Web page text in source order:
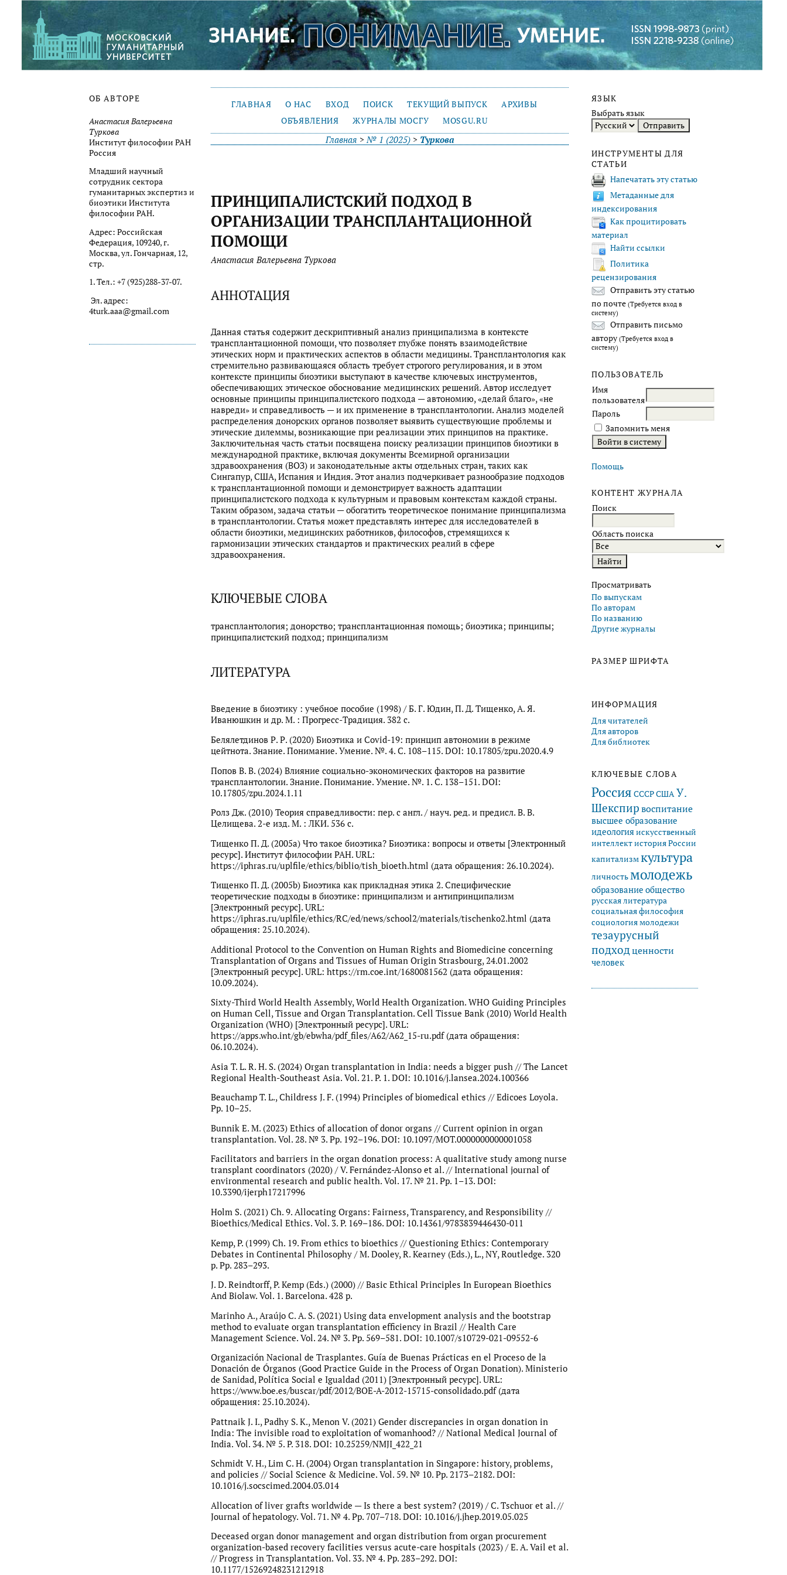
ОБ АВТОРЕ
Анастасия Валерьевна
Туркова
Институт философии РАН
Россия
Младший научный
сотрудник сектора
гуманитарных экспертиз и
биоэтики Института
философии РАН.
Адрес: Российская
Федерация, 109240, г.
Москва, ул. Гончарная, 12,
стр.
1. Тел.: +7 (925)288-37-07.
Эл. адрес:
4turk.aaa@gmail.com
ЯЗЫК
Выбрать язык
ИНСТРУМЕНТЫ ДЛЯ
СТАТЬИ
Напечатать эту статью
Метаданные для
индексирования
Как процитировать
материал
Найти ссылки
Политика
рецензирования
Отправить эту статью
по почте (Требуется вход в
систему)
Отправить письмо
автору (Требуется вход в
систему)
ПОЛЬЗОВАТЕЛЬ
Имя
пользователя
Пароль
Запомнить меня
Помощь
КОНТЕНТ ЖУРНАЛА
Поиск
Область поиска
Просматривать
По выпускам
По авторам
По названию
Другие журналы
РАЗМЕР ШРИФТА
ИНФОРМАЦИЯ
Для читателей
Для авторов
Для библиотек
КЛЮЧЕВЫЕ СЛОВА
Россия СССРСШАУ.
Шекспир воспитание
высшее образование
идеологияискусственный
интеллектистория России
капитализм культура
личностьмолодежь
образование общество
русская литература
социальная философия
социология молодежи
тезаурусный
подходценности
человек
ГЛАВНАЯ О НАС ВХОД ПОИСК ТЕКУЩИЙ ВЫПУСК
АРХИВЫ
ОБЪЯВЛЕНИЯ
ЖУРНАЛЫ МОСГУ MOSGU.RU
Главная >№ 1 (2025) > Туркова
ПРИНЦИПАЛИСТСКИЙ ПОДХОД В
ОРГАНИЗАЦИИ ТРАНСПЛАНТАЦИОННОЙ
ПОМОЩИ
Анастасия Валерьевна Туркова
АННОТАЦИЯ
Данная статья содержит дескриптивный анализ принципализма в контексте
трансплантационной помощи, что позволяет глубже понять взаимодействие
этических норм и практических аспектов в области медицины. Трансплантология как
стремительно развивающаяся область требует строгого регулирования, и в этом
контексте принципы биоэтики выступают в качестве ключевых инструментов,
обеспечивающих этическое обоснование медицинских решений. Автор исследует
основные принципы принципалистского подхода — автономию, «делай благо», «не
навреди» и справедливость — и их применение в трансплантологии. Анализ моделей
распределения донорских органов позволяет выявить существующие проблемы и
этические дилеммы, возникающие при реализации этих принципов на практике.
Заключительная часть статьи посвящена поиску реализации принципов биоэтики в
международной практике, включая документы Всемирной организации
здравоохранения (ВОЗ) и законодательные акты отдельных стран, таких как
Сингапур, США, Испания и Индия. Этот анализ подчеркивает разнообразие подходов
к трансплантационной помощи и демонстрирует важность адаптации
принципалистского подхода к культурным и правовым контекстам каждой страны.
Таким образом, задача статьи — обогатить теоретическое понимание принципализма
в трансплантологии. Статья может представлять интерес для исследователей в
области биоэтики, медицинских работников, философов, стремящихся к
гармонизации этических стандартов и практических реалий в сфере
здравоохранения.
КЛЮЧЕВЫЕ СЛОВА
трансплантология; донорство; трансплантационная помощь; биоэтика; принципы;
принципалистский подход; принципализм
ЛИТЕРАТУРА
Введение в биоэтику : учебное пособие (1998) / Б. Г. Юдин, П. Д. Тищенко, А. Я.
Иванюшкин и др. М. : Прогресс-Традиция. 382 c.
Белялетдинов Р. Р. (2020) Биоэтика и Covid-19: принцип автономии в режиме
цейтнота. Знание. Понимание. Умение. №. 4. С. 108–115. DOI: 10.17805/zpu.2020.4.9
Попов В. В. (2024) Влияние социально-экономических факторов на развитие
трансплантологии. Знание. Понимание. Умение. №. 1. С. 138–151. DOI:
10.17805/zpu.2024.1.11
Ролз Дж. (2010) Теория справедливости: пер. с англ. / науч. ред. и предисл. В. В.
Целищева. 2-е изд. М. : ЛКИ. 536 с.
Тищенко П. Д. (2005a) Что такое биоэтика? Биоэтика: вопросы и ответы [Электронный
ресурс]. Институт философии РАН. URL:
https://iphras.ru/uplfile/ethics/biblio/tish_bioeth.html (дата обращения: 26.10.2024).
Тищенко П. Д. (2005b) Биоэтика как прикладная этика 2. Специфические
теоретические подходы в биоэтике: принципализм и антипринципализм
[Электронный ресурс]. URL:
https://iphras.ru/uplfile/ethics/RC/ed/news/school2/materials/tischenko2.html (дата
обращения: 25.10.2024).
Additional Protocol to the Convention on Human Rights and Biomedicine concerning
Transplantation of Organs and Tissues of Human Origin Strasbourg, 24.01.2002
[Электронный ресурс]. URL: https://rm.coe.int/1680081562 (дата обращения:
10.09.2024).
Sixty-Third World Health Assembly, World Health Organization. WHO Guiding Principles
on Human Cell, Tissue and Organ Transplantation. Cell Tissue Bank (2010) World Health
Organization (WHO) [Электронный ресурс]. URL:
https://apps.who.int/gb/ebwha/pdf_files/A62/A62_15-ru.pdf (дата обращения:
06.10.2024).
Asia T. L. R. H. S. (2024) Organ transplantation in India: needs a bigger push // The Lancet
Regional Health-Southeast Asia. Vol. 21. P. 1. DOI: 10.1016/j.lansea.2024.100366
Beauchamp T. L., Childress J. F. (1994) Principles of biomedical ethics // Edicoes Loyola.
Pp. 10–25.
Bunnik E. M. (2023) Ethics of allocation of donor organs // Current opinion in organ
transplantation. Vol. 28. № 3. Pp. 192–196. DOI: 10.1097/MOT.0000000000001058
Facilitators and barriers in the organ donation process: A qualitative study among nurse
transplant coordinators (2020) / V. Fernández-Alonso et al. // International journal of
environmental research and public health. Vol. 17. № 21. Pp. 1–13. DOI:
10.3390/ijerph17217996
Holm S. (2021) Ch. 9. Allocating Organs: Fairness, Transparency, and Responsibility //
Bioethics/Medical Ethics. Vol. 3. P. 169–186. DOI: 10.14361/9783839446430-011
Kemp, P. (1999) Ch. 19. From ethics to bioethics // Questioning Ethics: Contemporary
Debates in Continental Philosophy / M. Dooley, R. Kearney (Eds.), L., NY, Routledge. 320
p. Pp. 283–293.
J. D. Reindtorff, P. Kemp (Eds.) (2000) // Basic Ethical Principles In European Bioethics
And Biolaw. Vol. 1. Barcelona. 428 p.
Marinho A., Araújo C. A. S. (2021) Using data envelopment analysis and the bootstrap
method to evaluate organ transplantation efficiency in Brazil // Health Care
Management Science. Vol. 24. № 3. Pp. 569–581. DOI: 10.1007/s10729-021-09552-6
Organización Nacional de Trasplantes. Guía de Buenas Prácticas en el Proceso de la
Donación de Órganos (Good Practice Guide in the Process of Organ Donation). Ministerio
de Sanidad, Política Social e Igualdad (2011) [Электронный ресурс]. URL:
https://www.boe.es/buscar/pdf/2012/BOE-A-2012-15715-consolidado.pdf (дата
обращения: 25.10.2024).
Pattnaik J. I., Padhy S. K., Menon V. (2021) Gender discrepancies in organ donation in
India: The invisible road to exploitation of womanhood? // National Medical Journal of
India. Vol. 34. № 5. P. 318. DOI: 10.25259/NMJI_422_21
Schmidt V. H., Lim C. H. (2004) Organ transplantation in Singapore: history, problems,
and policies // Social Science & Medicine. Vol. 59. № 10. Pp. 2173–2182. DOI:
10.1016/j.socscimed.2004.03.014
Allocation of liver grafts worldwide — Is there a best system? (2019) / C. Tschuor et al. //
Journal of hepatology. Vol. 71. № 4. Pp. 707–718. DOI: 10.1016/j.jhep.2019.05.025
Deceased organ donor management and organ distribution from organ procurement
organization-based recovery facilities versus acute-care hospitals (2023) / E. A. Vail et al.
// Progress in Transplantation. Vol. 33. № 4. Pp. 283–292. DOI:
10.1177/15269248231212918